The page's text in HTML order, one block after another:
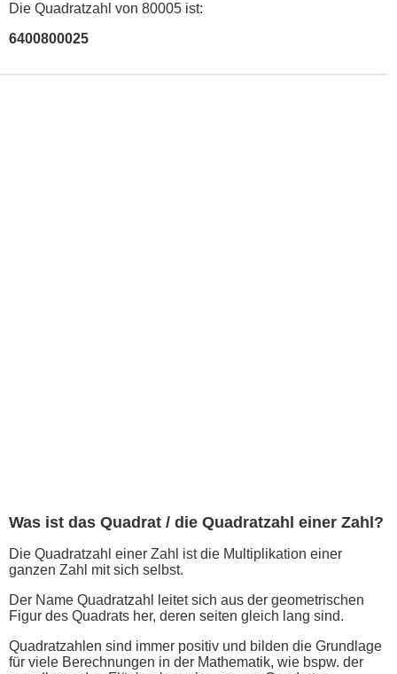
Die Quadratzahl von 80005 ist:
6400800025
Was ist das Quadrat / die Quadratzahl einer Zahl?
Die Quadratzahl einer Zahl ist die Multiplikation einer
ganzen Zahl mit sich selbst.
Der Name Quadratzahl leitet sich aus der geometrischen
Figur des Quadrats her, deren seiten gleich lang sind.
Quadratzahlen sind immer positiv und bilden die Grundlage
für viele Berechnungen in der Mathematik, wie bspw. der